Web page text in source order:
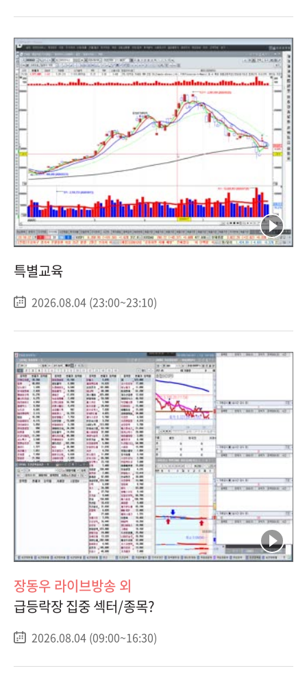
특별교육
2026.08.04 (23:00~23:10)
장동우 라이브방송 외
급등락장 집중 섹터/종목?
2026.08.04 (09:00~16:30)